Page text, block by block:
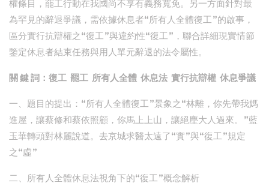
權條目，罷工行動在我國尚不享有義務寬免。另一方面針對最
為罕見的辭退爭議，需依據休息者“所有人全體復工”的啟事，
區分實行抗辯權之“復工”與違約性“復工”，聯合詳細現實情節
鑒定休息者結束任務與用人單元辭退的法令屬性。
關 鍵 詞：復工 罷工 所有人全體 休息法 實行抗辯權 休息爭議
一、題目的提出：“所有人全體復工”景象之“林離，你先帶我媽
進屋，讓蔡修和蔡依照顧，你馬上上山，讓絕塵大人過來。”藍
玉華轉頭對林麗說道。去京城求醫太遠了“實”與“復工”規定
之“虛”
二、所有人全體休息法視角下的“復工”概念解析